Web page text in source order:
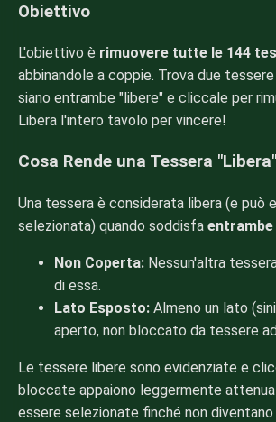
Obiettivo
L'obiettivo è rimuovere tutte le 144
abbinandole a coppie. Trova due
siano entrambe "libere" e cliccale per
Libera l'intero tavolo per vincere!
Cosa Rende una Tessera
Una tessera è considerata libera (e può
selezionata) quando soddisfa entrambe
Non Coperta: Nessun'altra
di essa.
Lato Esposto: Almeno un lato
aperto, non bloccato da tessere
Le tessere libere sono evidenziate e
bloccate appaiono leggermente
essere selezionate finché non diventano